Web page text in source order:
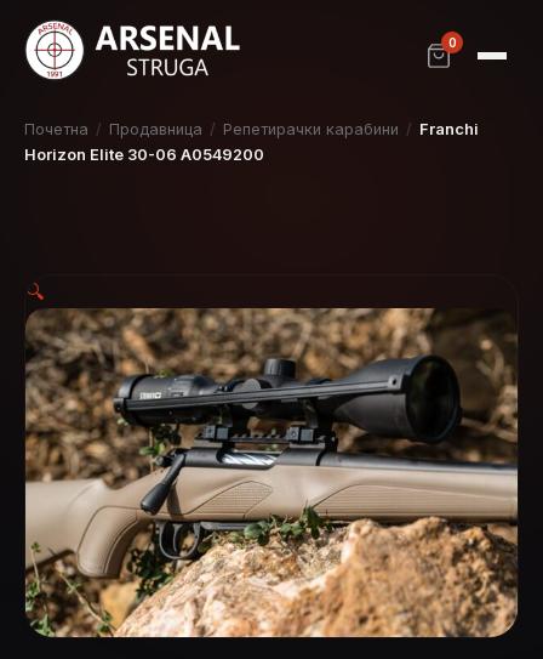
0
Почетна / Продавница / Репетирачки карабини / Franchi
Horizon Elite 30-06 A0549200
🔍